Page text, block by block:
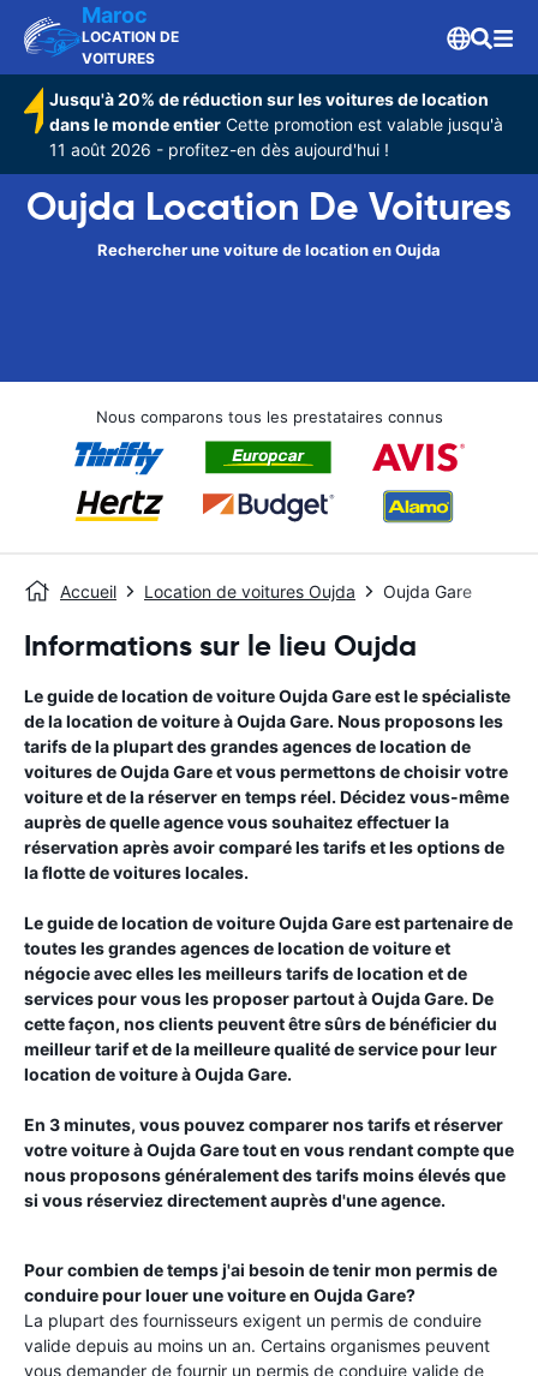
Maroc
LOCATION DE
VOITURES
Jusqu'à 20% de réduction sur les voitures de location
dans le monde entier Cette promotion est valable jusqu'à
11 août 2026 - profitez-en dès aujourd'hui !
Oujda Location De Voitures
Rechercher une voiture de location en Oujda
Nous comparons tous les prestataires connus
Accueil Location de voitures Oujda Oujda Gare
Informations sur le lieu Oujda
Le guide de location de voitureOujda Gareest le spécialiste
de la location de voiture àOujda Gare. Nous proposons les
tarifs de la plupart des grandes agences de location de
voitures deOujda Gareet vous permettons de choisir votre
voiture et de la réserver en temps réel. Décidez vous-même
auprès de quelle agence vous souhaitez effectuer la
réservation après avoir comparé les tarifs et les options de
la flotte de voitures locales.
Le guide de location de voitureOujda Gareest partenaire de
toutes les grandes agences de location de voiture et
négocie avec elles les meilleurs tarifs de location et de
services pour vous les proposer partout àOujda Gare. De
cette façon, nos clients peuvent être sûrs de bénéficier du
meilleur tarif et de la meilleure qualité de service pour leur
location de voiture àOujda Gare.
En 3 minutes, vous pouvez comparer nos tarifs et réserver
votre voiture àOujda Garetout en vous rendant compte que
nous proposons généralement des tarifs moins élevés que
si vous réserviez directement auprès d'une agence.
Pour combien de temps j'ai besoin de tenir mon permis de
conduire pour louer une voiture en Oujda Gare?
La plupart des fournisseurs exigent un permis de conduire
valide depuis au moins un an. Certains organismes peuvent
vous demander de fournir un permis de conduire valide de